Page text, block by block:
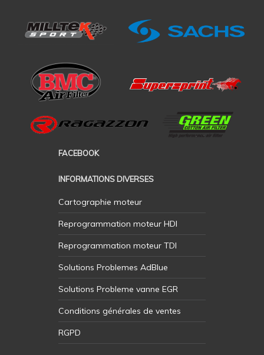
FACEBOOK
INFORMATIONS DIVERSES
Cartographie moteur
Reprogrammation moteur HDI
Reprogrammation moteur TDI
Solutions Problemes AdBlue
Solutions Probleme vanne EGR
Conditions générales de ventes
RGPD